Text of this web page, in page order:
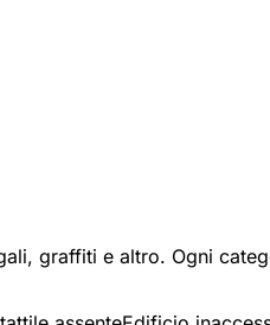
graffiti e altro. Ogni